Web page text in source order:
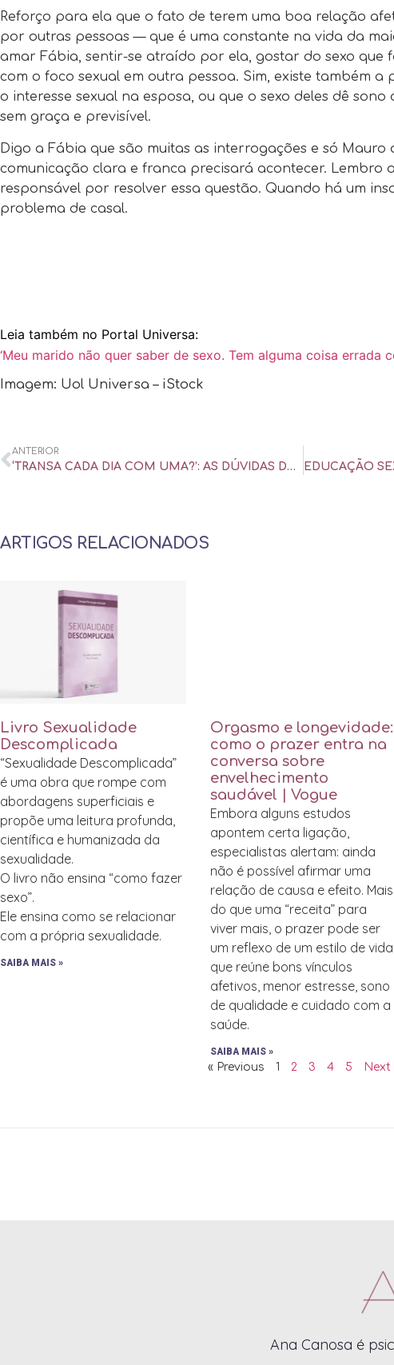
Reforço para ela que o fato de terem uma boa relação
por outras pessoas — que é uma constante na vida da
amar Fábia, sentir-se atraído por ela, gostar do sexo que
com o foco sexual em outra pessoa. Sim, existe também
o interesse sexual na esposa, ou que o sexo deles dê
sem graça e previsível.
Digo a Fábia que são muitas as interrogações e só Mauro
comunicação clara e franca precisará acontecer. Lembro
responsável por resolver essa questão. Quando há um
problema de casal.
Leia também no Portal Universa:
‘Meu marido não quer saber de sexo. Tem alguma coisa errada
Imagem: Uol Universa – iStock
ANTERIOR
‘TRANSA CADA DIA COM UMA?’: AS DÚVIDAS DE UMA FAMÍLIA SOBRE SEU NOVO TRISAL – UOL UNIVERSA
ARTIGOS RELACIONADOS
Livro Sexualidade
Descomplicada
“Sexualidade Descomplicada”
é uma obra que rompe com
abordagens superficiais e
propõe uma leitura profunda,
científica e humanizada da
sexualidade.
O livro não ensina “como fazer
sexo”.
Ele ensina como se relacionar
com a própria sexualidade.
SAIBA MAIS »
Orgasmo e longevidade:
como o prazer entra na
conversa sobre
envelhecimento
saudável | Vogue
Embora alguns estudos
apontem certa ligação,
especialistas alertam: ainda
não é possível afirmar uma
relação de causa e efeito. Mais
do que uma “receita” para
viver mais, o prazer pode ser
um reflexo de um estilo de vida
que reúne bons vínculos
afetivos, menor estresse, sono
de qualidade e cuidado com a
saúde.
SAIBA MAIS »
« Previous 1 2 3 4 5 Next
Ana Canosa é